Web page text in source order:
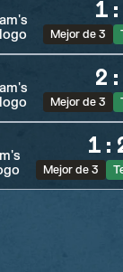
1 :
Mejor de 3
2 :
Mejor de 3
1 :
Mejor de 3